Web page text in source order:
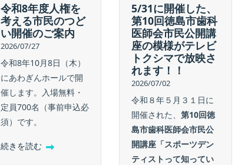
令和8年度人権を
考える市民のつど
い開催のご案内
2026/07/27
令和8年10月8日（木）
にあわぎんホールで開
催します。入場無料・
定員700名（事前申込必
須）です。
続きを読む
5/31に開催した、
第10回徳島市歯科
医師会市民公開講
座の模様がテレビ
トクシマで放映さ
れます！！
2026/07/02
令和８年５月３１日に
開催された、 第10回徳
島市歯科医師会市民公
開講座「スポーツデン
ティストって知ってい